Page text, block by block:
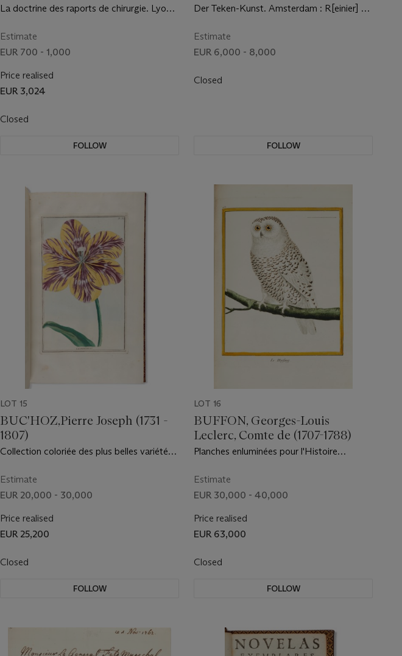
La doctrine des raports de chirurgie. Lyon :
Estimate
EUR 700 - 1,000
Price realised
EUR 3,024
Closed
FOLLOW
Der Teken-Kunst. Amsterdam : R[einier] et
Estimate
EUR 6,000 - 8,000
Closed
FOLLOW
LOT 15
BUC'HOZ,Pierre Joseph (1731 -
1807)
Collection coloriée des plus belles variétés
Fleuristes ou Étrennes de Flore. [relié avec]
Collection coloriée des plus belles variétés
dans les Jardins fleuristes d'Harlem, et
faisant suitte aux Etrennes de Flore. [relié
avec] Dissertation sur le thé [relié avec]
Estimate
EUR 20,000 - 30,000
Price realised
EUR 25,200
Closed
FOLLOW
LOT 16
BUFFON, Georges-Louis
Leclerc, Comte de (1707-1788)
Planches enluminées pour l'Histoire
Estimate
EUR 30,000 - 40,000
Price realised
EUR 63,000
Closed
FOLLOW